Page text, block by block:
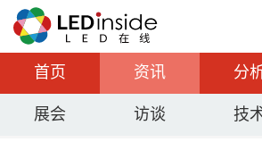
首页 资讯 分
展会 访谈 技